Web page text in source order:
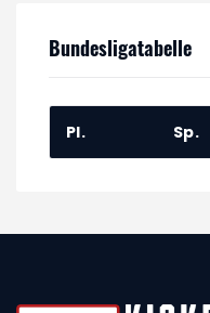
Bundesligatabelle
Pl. Sp.